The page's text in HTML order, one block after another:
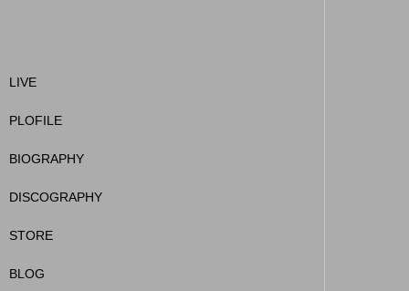
LIVE
PLOFILE
BIOGRAPHY
DISCOGRAPHY
STORE
BLOG